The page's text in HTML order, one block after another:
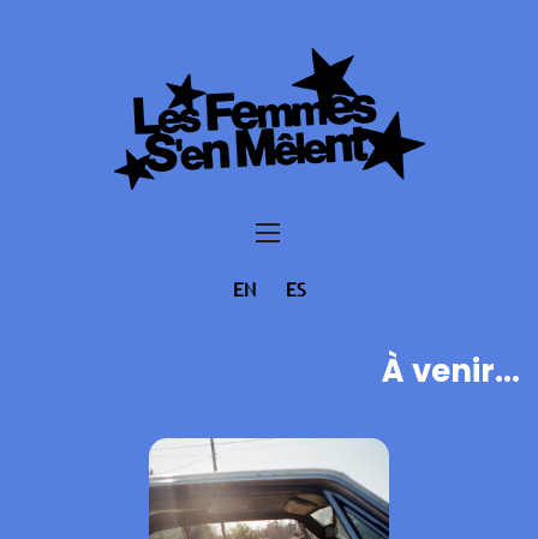
EN ES
À venir...